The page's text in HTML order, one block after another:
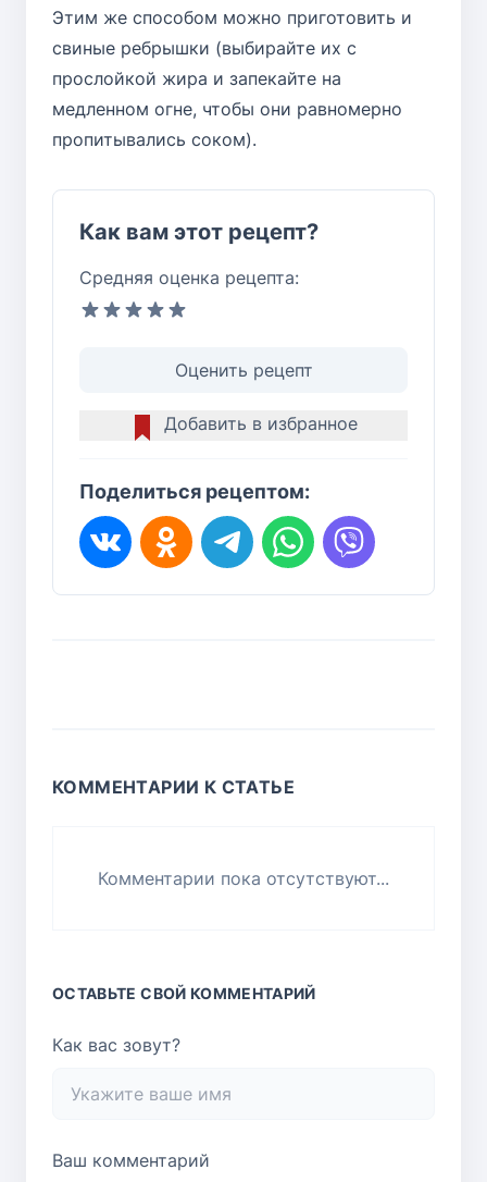
Этим же способом можно приготовить и
свиные ребрышки (выбирайте их с
прослойкой жира и запекайте на
медленном огне, чтобы они равномерно
пропитывались соком).
Как вам этот рецепт?
Средняя оценка рецепта:
Оценить рецепт
Добавить в избранное
Поделиться рецептом:
КОММЕНТАРИИ К СТАТЬЕ
Комментарии пока отсутствуют...
ОСТАВЬТЕ СВОЙ КОММЕНТАРИЙ
Как вас зовут?
Ваш комментарий